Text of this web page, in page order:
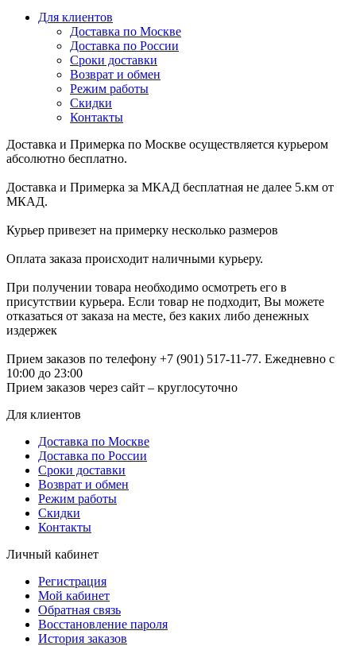
Для клиентов
Доставка по Москве
Доставка по России
Сроки доставки
Возврат и обмен
Режим работы
Скидки
Контакты
Доставка и Примерка по Москве осуществляется курьером
абсолютно бесплатно.
Доставка и Примерка за МКАД бесплатная не далее 5.км от
МКАД.
Курьер привезет на примерку несколько размеров
Оплата заказа происходит наличными курьеру.
При получении товара необходимо осмотреть его в
присутствии курьера. Если товар не подходит, Вы можете
отказаться от заказа на месте, без каких либо денежных
издержек
Прием заказов по телефону +7 (901) 517-11-77. Ежедневно с
10:00 до 23:00
Прием заказов через сайт – круглосуточно
Для клиентов
Доставка по Москве
Доставка по России
Сроки доставки
Возврат и обмен
Режим работы
Скидки
Контакты
Личный кабинет
Регистрация
Мой кабинет
Обратная связь
Восстановление пароля
История заказов